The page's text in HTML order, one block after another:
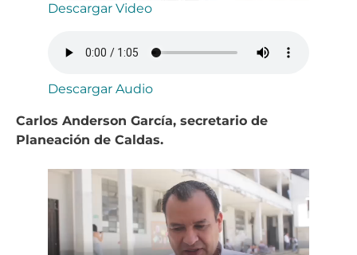
Descargar Video
Descargar Audio
Carlos Anderson García, secretario de
Planeación de Caldas.